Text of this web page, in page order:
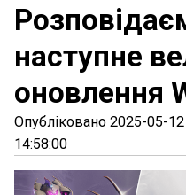
наступне
оновлення
Опубліковано 2025-05-12
14:58:00